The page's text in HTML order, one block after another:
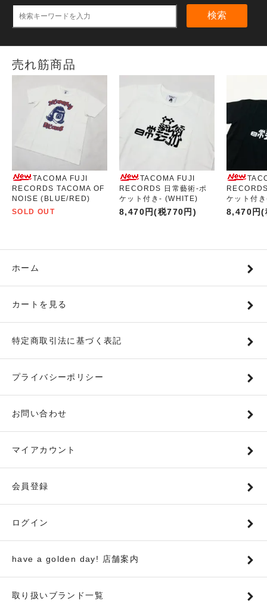
検索
売れ筋商品
TACOMA FUJI
RECORDS TACOMA OF
NOISE (BLUE/RED)
SOLD OUT
TACOMA FUJI
RECORDS 日常藝術-ポ
ケット付き- (WHITE)
8,470円(税770円)
ケット付
8,470円(
ホーム
カートを見る
特定商取引法に基づく表記
プライバシーポリシー
お問い合わせ
マイアカウント
会員登録
ログイン
have a golden day! 店舗案内
取り扱いブランド一覧